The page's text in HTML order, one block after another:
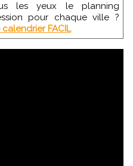
les yeux le planning
pour chaque ville ?
FACIL